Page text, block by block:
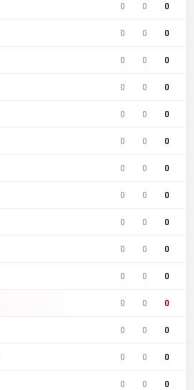
0 0 0
0 0 0
0 0 0
0 0 0
0 0 0
0 0 0
0 0 0
0 0 0
0 0 0
0 0 0
0 0 0
0 0 0
0 0 0
0 0 0
0 0 0